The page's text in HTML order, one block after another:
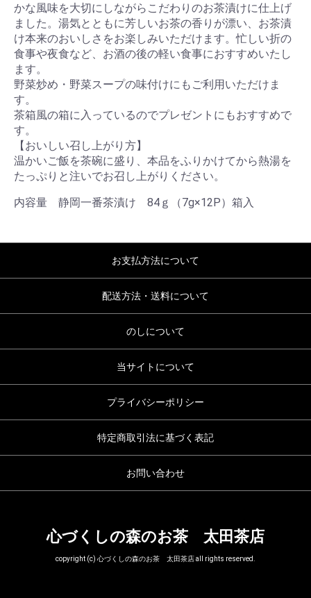
かな風味を大切にしながらこだわりのお茶漬けに仕上げ
ました。湯気とともに芳しいお茶の香りが漂い、お茶漬
け本来のおいしさをお楽しみいただけます。忙しい折の
食事や夜食など、お酒の後の軽い食事におすすめいたし
ます。
野菜炒め・野菜スープの味付けにもご利用いただけま
す。
茶箱風の箱に入っているのでプレゼントにもおすすめで
す。
【おいしい召し上がり方】
温かいご飯を茶碗に盛り、本品をふりかけてから熱湯を
たっぷりと注いでお召し上がりください。
内容量 静岡一番茶漬け 84ｇ（7g×12P）箱入
お支払方法について
配送方法・送料について
のしについて
当サイトについて
プライバシーポリシー
特定商取引法に基づく表記
お問い合わせ
心づくしの森のお茶 太田茶店
copyright (c) 心づくしの森のお茶 太田茶店 all rights reserved.